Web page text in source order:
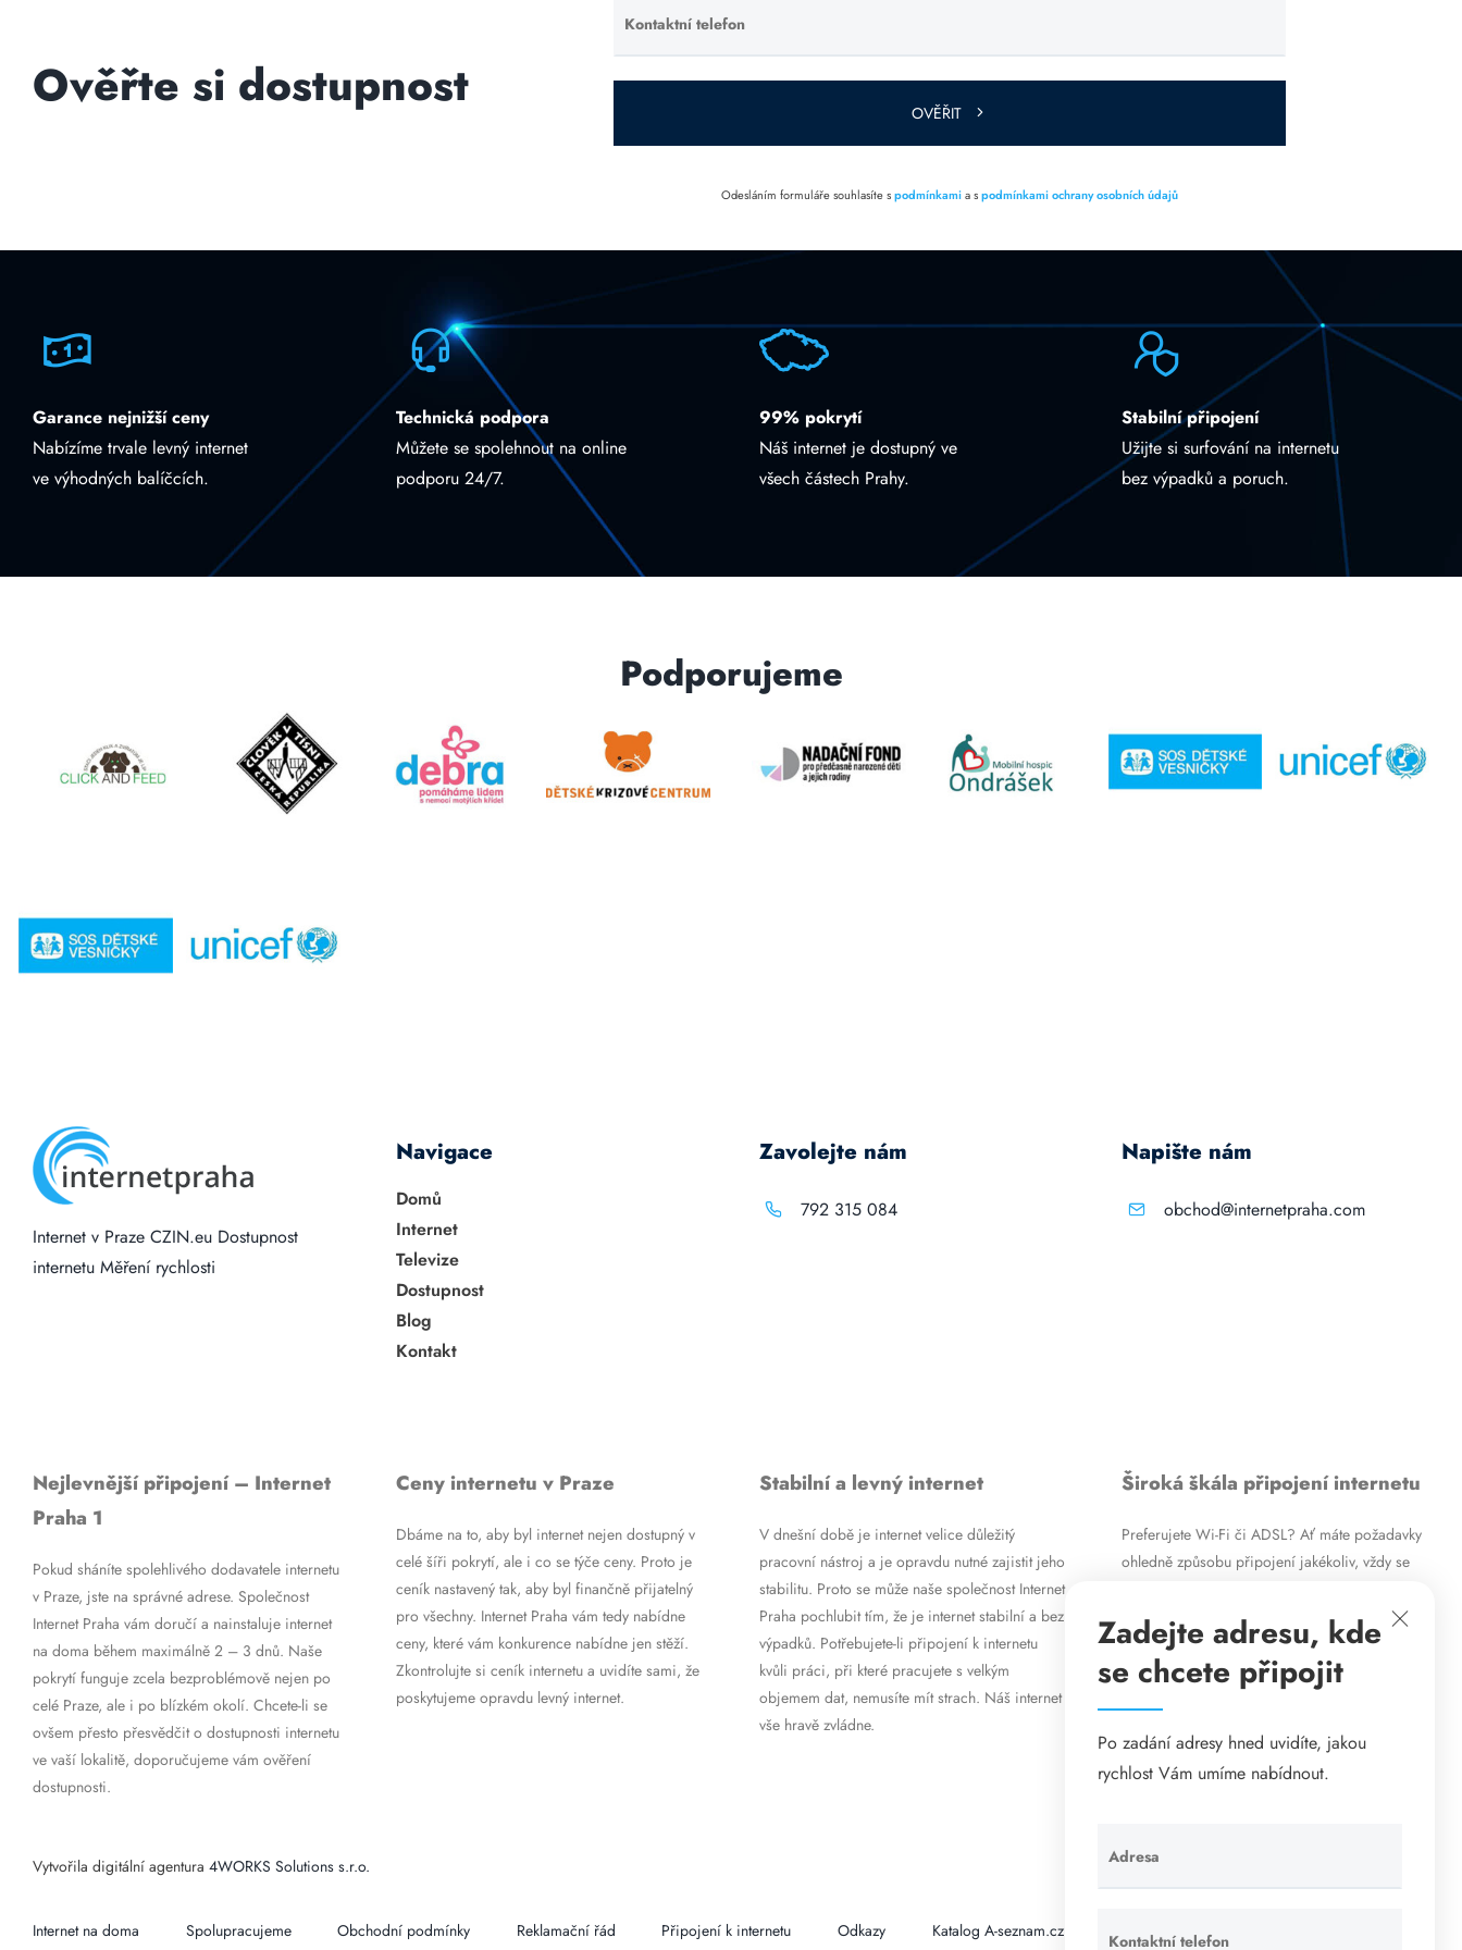
Ověřte si dostupnost
prázdné.
Kontaktní telefon
Ponechte
toto pole
prázdné.
OVĚŘIT
Odesláním formuláře souhlasíte spodmínkamia spodmínkami ochrany osobních údajů
Garance nejnižší ceny
Nabízíme trvale levný internet
ve výhodných balíčcích.
Technická podpora
Můžete se spolehnout na online
podporu 24/7.
99% pokrytí
Náš internet je dostupný ve
všech částech Prahy.
Stabilní připojení
Užijte si surfování na internetu
bez výpadků a poruch.
Podporujeme
Internet v Praze CZIN.eu Dostupnost
internetu Měření rychlosti
Navigace
Domů
Internet
Televize
Dostupnost
Blog
Kontakt
Zavolejte nám
792 315 084
Napište nám
obchod@internetpraha.com
Nejlevnější připojení – Internet
Praha 1
Pokud sháníte spolehlivého dodavatele internetu
v Praze, jste na správné adrese. Společnost
Internet Praha vám doručí a nainstaluje internet
na doma během maximálně 2 – 3 dnů. Naše
pokrytí funguje zcela bezproblémově nejen po
celé Praze, ale i po blízkém okolí. Chcete-li se
ovšem přesto přesvědčit o dostupnosti internetu
ve vaší lokalitě, doporučujeme vám ověření
dostupnosti.
Ceny internetu v Praze
Dbáme na to, aby byl internet nejen dostupný v
celé šíři pokrytí, ale i co se týče ceny. Proto je
ceník nastavený tak, aby byl finančně přijatelný
pro všechny. Internet Praha vám tedy nabídne
ceny, které vám konkurence nabídne jen stěží.
Zkontrolujte si ceník internetu a uvidíte sami, že
poskytujeme opravdu levný internet.
Stabilní a levný internet
V dnešní době je internet velice důležitý
pracovní nástroj a je opravdu nutné zajistit jeho
stabilitu. Proto se může naše společnost Internet
Praha pochlubit tím, že je internet stabilní a bez
výpadků. Potřebujete-li připojení k internetu
kvůli práci, při které pracujete s velkým
objemem dat, nemusíte mít strach. Náš internet
vše hravě zvládne.
Široká škála připojení internetu
Preferujete Wi-Fi či ADSL? Ať máte požadavky
ohledně způsobu připojení jakékoliv, vždy se
vysokorychlostního ADSL internetu nabízíme
rovněž mobilní internet i levné internetové
připojení prostřednictvím Wi-Fi. Způsob
připojení přizpůsobíme vašim specifickým
Vytvořila digitální agentura 4WORKS Solutions s.r.o.
Internet na doma Spolupracujeme Obchodní podmínky Reklamační řád Připojení k internetu Odkazy Katalog A-seznam.cz Matrace - Purtex.sk
Zadejte adresu, kde
se chcete připojit
Po zadání adresy hned uvidíte, jakou
rychlost Vám umíme nabídnout.
Adresa
Ponechte
toto pole
Kontaktní telefon